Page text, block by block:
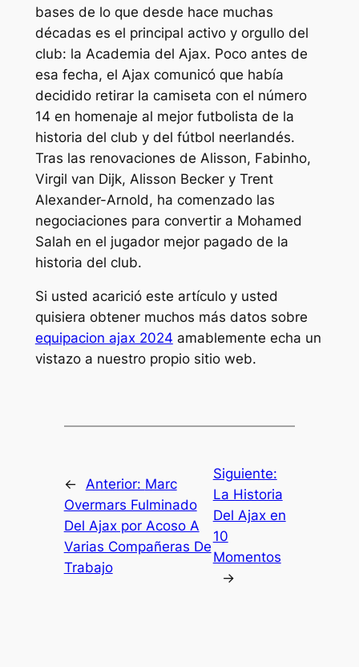
bases de lo que desde hace muchas
décadas es el principal activo y orgullo del
club: la Academia del Ajax. Poco antes de
esa fecha, el Ajax comunicó que había
decidido retirar la camiseta con el número
14 en homenaje al mejor futbolista de la
historia del club y del fútbol neerlandés.
Tras las renovaciones de Alisson, Fabinho,
Virgil van Dijk, Alisson Becker y Trent
Alexander-Arnold, ha comenzado las
negociaciones para convertir a Mohamed
Salah en el jugador mejor pagado de la
historia del club.
Si usted acarició este artículo y usted
quisiera obtener muchos más datos sobre
equipacion ajax 2024 amablemente echa un
vistazo a nuestro propio sitio web.
← Anterior: Marc
Overmars Fulminado
Del Ajax por Acoso A
Varias Compañeras De
Trabajo
Siguiente:
La Historia
Del Ajax en
10
Momentos
→